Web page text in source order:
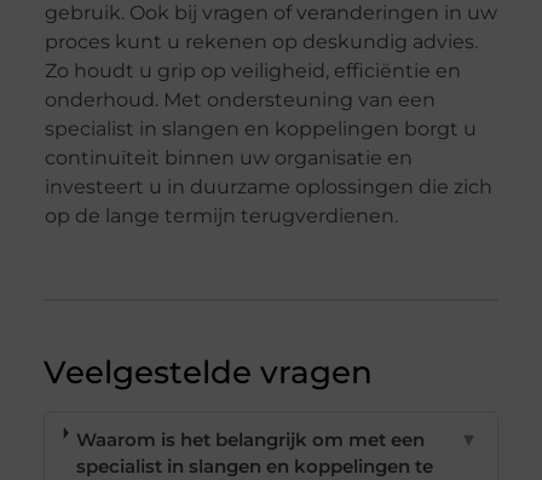
gebruik. Ook bij vragen of veranderingen in uw
proces kunt u rekenen op deskundig advies.
Zo houdt u grip op veiligheid, efficiëntie en
onderhoud. Met ondersteuning van een
specialist in slangen en koppelingen borgt u
continuïteit binnen uw organisatie en
investeert u in duurzame oplossingen die zich
op de lange termijn terugverdienen.
Veelgestelde vragen
Waarom is het belangrijk om met een
specialist in slangen en koppelingen te
▼